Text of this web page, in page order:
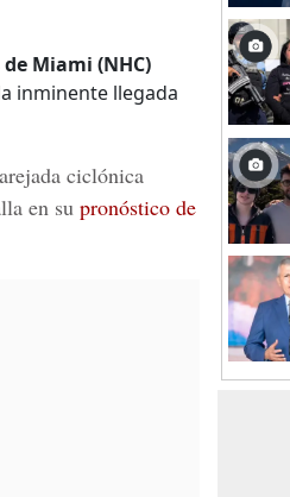
Miami (NHC)
inminente llegada
ciclónica
en su pronóstico de